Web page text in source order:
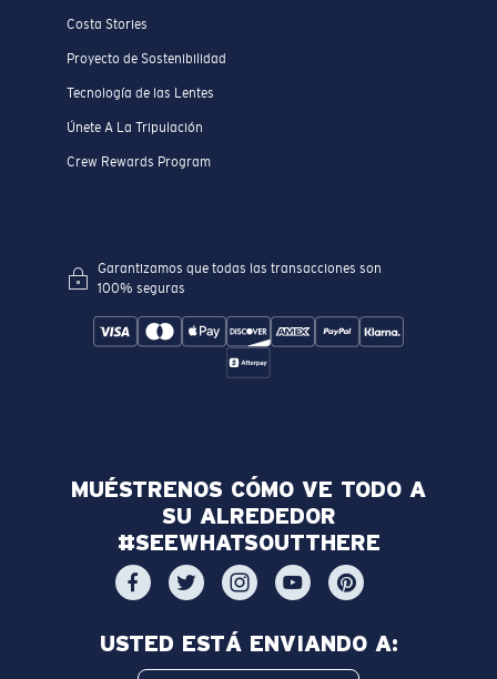
Costa Stories
Proyecto de Sostenibilidad
Tecnología de las Lentes
Únete A La Tripulación
Crew Rewards Program
Garantizamos que todas las transacciones son
100% seguras
MUÉSTRENOS CÓMO VE TODO A
SU ALREDEDOR
#SEEWHATSOUTTHERE
USTED ESTÁ ENVIANDO A: